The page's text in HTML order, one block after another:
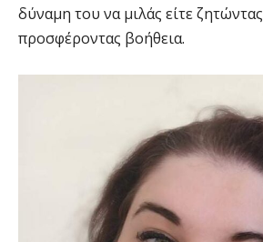
δύναμη του να μιλάς είτε ζητώντας
προσφέροντας βοήθεια.